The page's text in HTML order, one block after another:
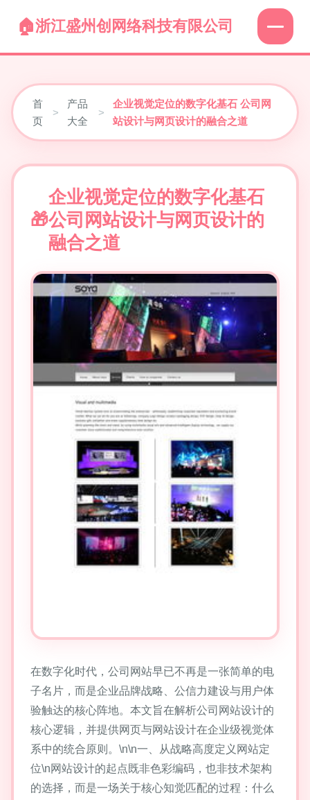
浙江盛州创网络科技有限公司
首
页
>
产品
大全
>
企业视觉定位的数字化基石 公司网
站设计与网页设计的融合之道
企业视觉定位的数字化基石
公司网站设计与网页设计的
融合之道
在数字化时代，公司网站早已不再是一张简单的电
子名片，而是企业品牌战略、公信力建设与用户体
验触达的核心阵地。本文旨在解析公司网站设计的
核心逻辑，并提供网页与网站设计在企业级视觉体
系中的统合原则。\n\n一、从战略高度定义网站定
位\n网站设计的起点既非色彩编码，也非技术架构
的选择，而是一场关于核心知觉匹配的过程：什么